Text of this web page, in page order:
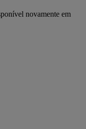
novamente em